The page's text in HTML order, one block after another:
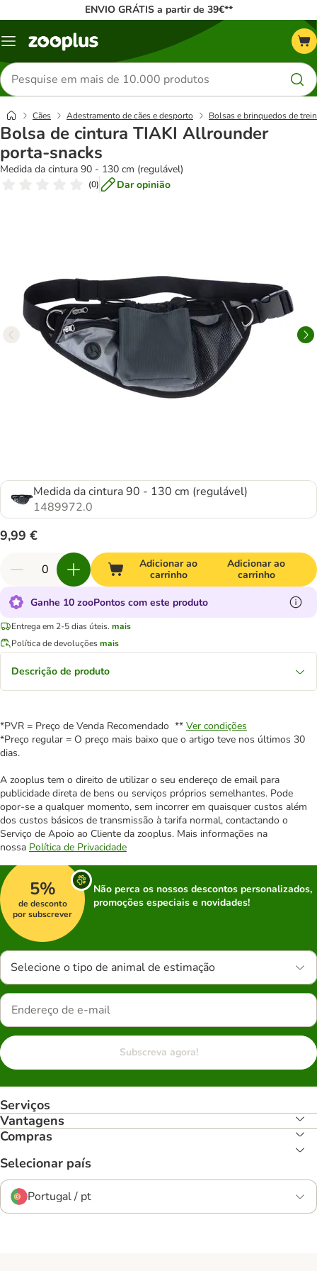
ENVIO GRÁTIS a partir de 39€**
Menu
Pesquisar
produtos
Cães Adestramento de cães e desporto Bolsas e brinquedos de
Bolsa de cintura TIAKI Allrounder
porta-snacks
Medida da cintura 90 - 130 cm (regulável)
(0) Dar opinião
Medida da cintura 90 - 130 cm (regulável)
1489972.0
9,99 €
Adicionar ao
carrinho
Adicionar ao
carrinho
Ganhe 10 zooPontos com este produto
Entrega em 2-5 dias úteis. mais
Política de devoluçõesmais
Descrição de produto
*PVR = Preço de Venda Recomendado ** Ver condições
*Preço regular = O preço mais baixo que o artigo teve nos últimos 30
dias.
A zooplus tem o direito de utilizar o seu endereço de email para
publicidade direta de bens ou serviços próprios semelhantes. Pode
opor-se a qualquer momento, sem incorrer em quaisquer custos além
dos custos básicos de transmissão à tarifa normal, contactando o
Serviço de Apoio ao Cliente da zooplus. Mais informações na
nossa Política de Privacidade
5%
de desconto
por subscrever
Não perca os nossos descontos personalizados,
promoções especiais e novidades!
Selecione o tipo de animal de estimação
Subscreva agora!
Serviços
Vantagens
Compras
Selecionar país
Portugal / pt